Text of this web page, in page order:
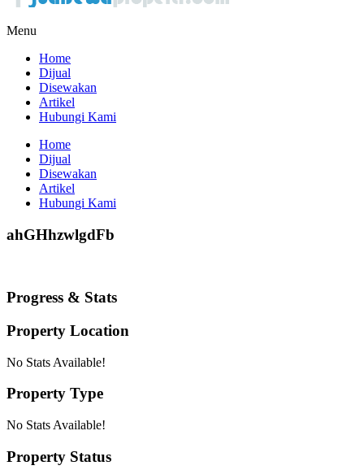
Menu
Home
Dijual
Disewakan
Artikel
Hubungi Kami
Home
Dijual
Disewakan
Artikel
Hubungi Kami
ahGHhzwlgdFb
Progress & Stats
Property Location
No Stats Available!
Property Type
No Stats Available!
Property Status